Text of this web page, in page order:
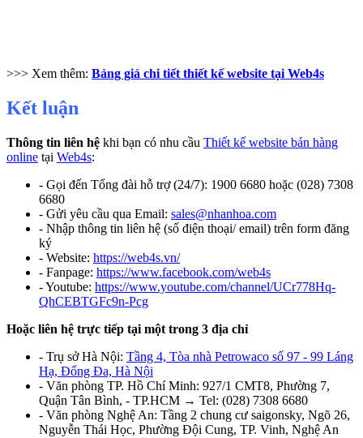
>>> Xem thêm: Bảng giá chi tiết thiết kế website tại Web4s
Kết luận
Thông tin liên hệ khi bạn có nhu cầu Thiết kế website bán hàng
online tại Web4s:
- Gọi đến Tổng đài hỗ trợ (24/7): 1900 6680 hoặc (028) 7308
6680
- Gửi yêu cầu qua Email: sales@nhanhoa.com
- Nhập thông tin liên hệ (số điện thoại/ email) trên form đăng
ký
- Website: https://web4s.vn/
- Fanpage: https://www.facebook.com/web4s
- Youtube: https://www.youtube.com/channel/UCr778Hq-
QhCEBTGFc9n-Pcg
Hoặc liên hệ trực tiếp tại một trong 3 địa chỉ
- Trụ sở Hà Nội: Tầng 4, Tòa nhà Petrowaco số 97 - 99 Láng
Hạ, Đống Đa, Hà Nội
- Văn phòng TP. Hồ Chí Minh: 927/1 CMT8, Phường 7,
Quận Tân Bình, - TP.HCM → Tel: (028) 7308 6680
- Văn phòng Nghệ An: Tầng 2 chung cư saigonsky, Ngõ 26,
Nguyễn Thái Học, Phường Đội Cung, TP. Vinh, Nghệ An